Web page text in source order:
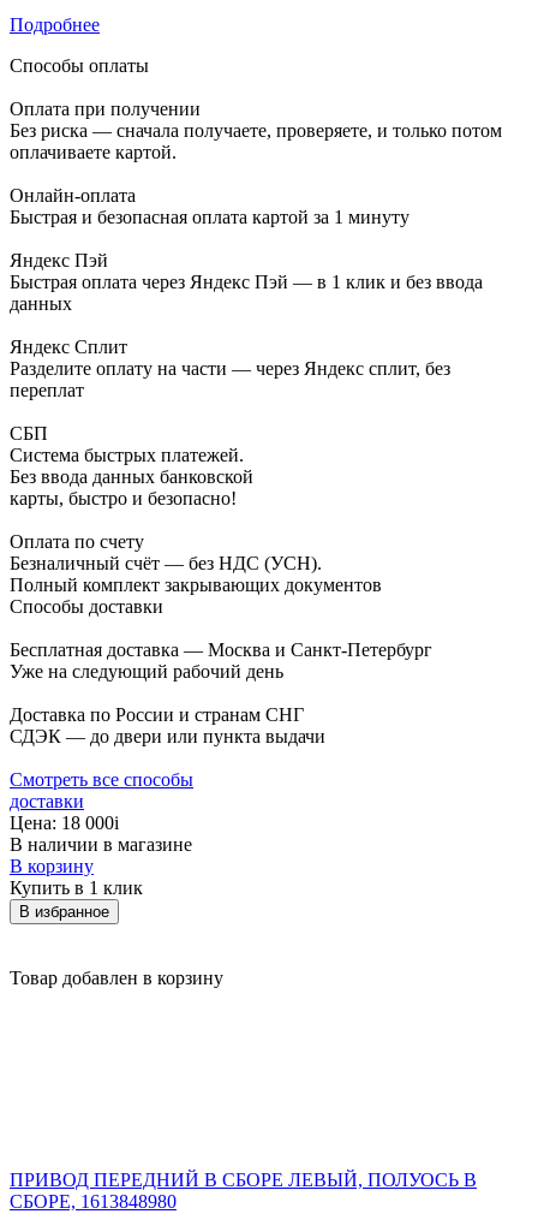
Подробнее
Способы оплаты
Оплата при получении
Без риска — сначала получаете, проверяете, и только потом
оплачиваете картой.
Онлайн-оплата
Быстрая и безопасная оплата картой за 1 минуту
Яндекс Пэй
Быстрая оплата через Яндекс Пэй — в 1 клик и без ввода
данных
Яндекс Сплит
Разделите оплату на части — через Яндекс сплит, без
переплат
СБП
Система быстрых платежей.
Без ввода данных банковской
карты, быстро и безопасно!
Оплата по счету
Безналичный счёт — без НДС (УСН).
Полный комплект закрывающих документов
Способы доставки
Бесплатная доставка — Москва и Санкт-Петербург
Уже на следующий рабочий день
Доставка по России и странам СНГ
СДЭК — до двери или пункта выдачи
Смотреть все способы
доставки
Цена: 18 000i
В наличии в магазине
В корзину
Купить в 1 клик
В избранное
Товар добавлен в корзину
ПРИВОД ПЕРЕДНИЙ В СБОРЕ ЛЕВЫЙ, ПОЛУОСЬ В
СБОРЕ, 1613848980